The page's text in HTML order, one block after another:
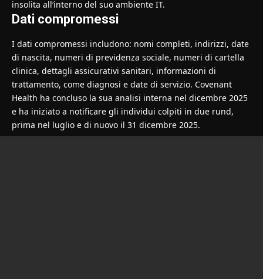
insolita all’interno del suo ambiente IT.
Dati compromessi
I dati compromessi includono: nomi completi, indirizzi, date
di nascita, numeri di previdenza sociale, numeri di cartella
clinica, dettagli assicurativi sanitari, informazioni di
trattamento, come diagnosi e date di servizio. Covenant
Health ha concluso la sua analisi interna nel dicembre 2025
e ha iniziato a notificare gli individui colpiti in due rund,
prima nel luglio e di nuovo il 31 dicembre 2025.